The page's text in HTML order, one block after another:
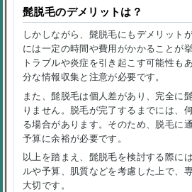
髭脱毛のデメリットは？
しかしながら、髭脱毛にもデメリット
には一定の時間や費用がかかることが
トラブルや炎症を引き起こす可能性も
分な情報収集と注意が必要です。
また、髭脱毛は個人差があり、完全に
りません。脱毛が完了するまでには、
る場合があります。そのため、脱毛に
予算に余裕が必要です。
以上を踏まえ、髭脱毛を検討する際に
ルや予算、肌質などを考慮した上で、
大切です。